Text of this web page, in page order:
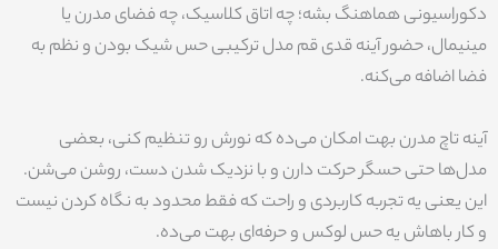
دکوراسیونی هماهنگ بشه؛ چه اتاق کلاسیک، چه فضای مدرن یا
مینیمال، حضور آینه قدی قم مدل ترکیبی حس شیک بودن و نظم به
فضا اضافه می‌کنه.
آینه تاچ مدرن بهت امکان می‌ده که نورش رو تنظیم کنی، بعضی
مدل‌ها حتی حسگر حرکت دارن و با نزدیک شدن دست، روشن می‌شن.
این یعنی یه تجربه کاربردی و راحت که فقط محدود به نگاه کردن نیست
و کار باهاش یه حس لوکس و حرفه‌ای بهت می‌ده.